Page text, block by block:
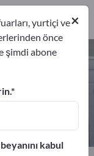
ve
2
Üreticiler
×
yurtiçi ve
önce
şimdi abone
kabul